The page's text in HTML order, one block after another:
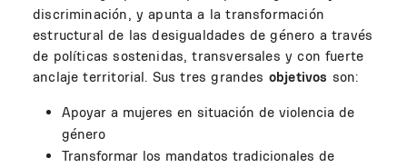
discriminación, y apunta a la transformación
estructural de las desigualdades de género a través
de políticas sostenidas, transversales y con fuerte
anclaje territorial. Sus tres grandes objetivos son:
Apoyar a mujeres en situación de violencia de
género
Transformar los mandatos tradicionales de